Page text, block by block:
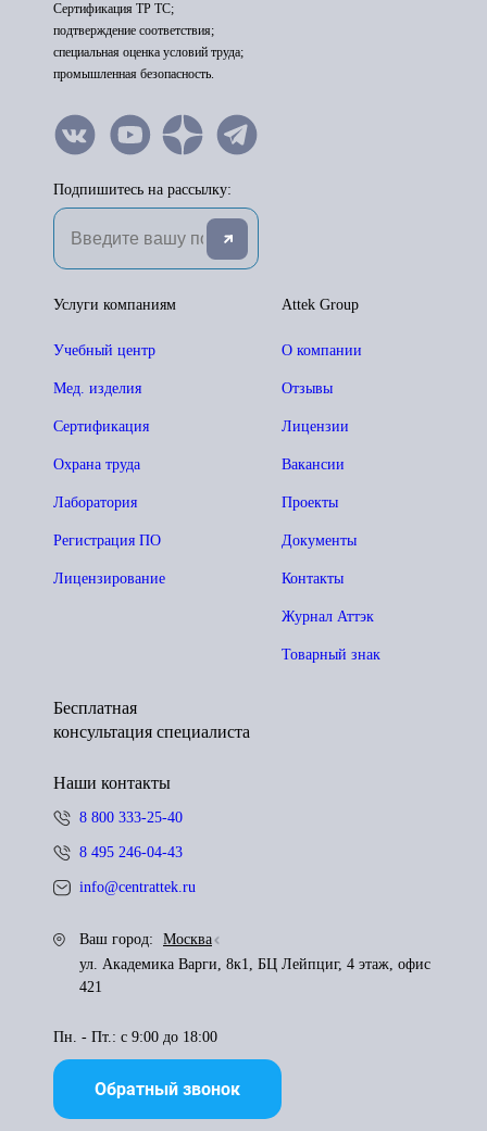
Сертификация ТР ТС;
подтверждение соответствия;
специальная оценка условий труда;
промышленная безопасность.
Подпишитесь на рассылку:
Attek Group
О компании
Отзывы
Лицензии
Вакансии
Проекты
Документы
Контакты
Журнал Аттэк
Товарный знак
Услуги компаниям
Учебный центр
Мед. изделия
Сертификация
Охрана труда
Лаборатория
Регистрация ПО
Лицензирование
Бесплатная
консультация специалиста
Наши контакты
8 800 333-25-40
8 495 246-04-43
info@centrattek.ru
Ваш город:
Москва
ул. Академика Варги, 8к1, БЦ Лейпциг, 4 этаж, офис
421
Пн. - Пт.: с 9:00 до 18:00
Обратный звонок